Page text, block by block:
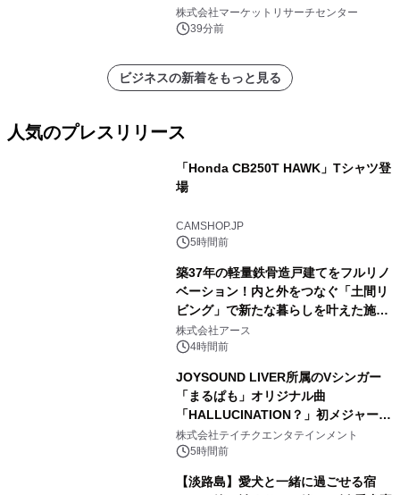
置）・分析レポートを発表
株式会社マーケットリサーチセンター
39分前
ビジネスの新着をもっと見る
人気のプレスリリース
「Honda CB250T HAWK」Tシャツ登
場
CAMSHOP.JP
5時間前
築37年の軽量鉄骨造戸建てをフルリノ
ベーション！内と外をつなぐ「土間リ
ビング」で新たな暮らしを叶えた施工
事例を株式会社アースが公開
株式会社アース
4時間前
JOYSOUND LIVER所属のVシンガー
「まるぱも」オリジナル曲
「HALLUCINATION？」初メジャー配
信リリース決定！
株式会社テイチクエンタテインメント
5時間前
【淡路島】愛犬と一緒に過ごせる宿